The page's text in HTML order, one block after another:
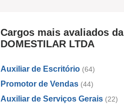
Cargos mais avaliados da
DOMESTILAR LTDA
Auxiliar de Escritório (64)
Promotor de Vendas (44)
Auxiliar de Serviços Gerais (22)